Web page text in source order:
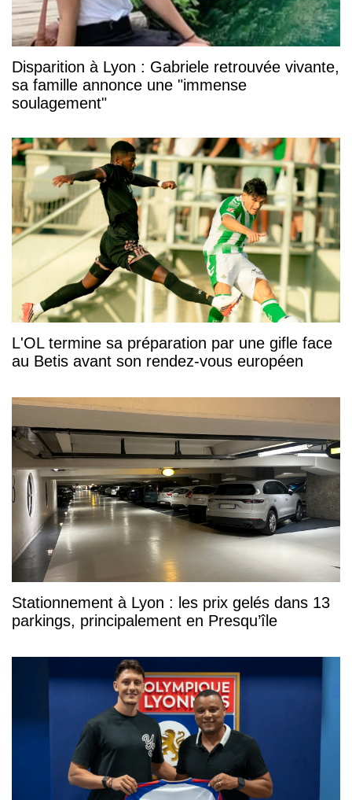
Disparition à Lyon : Gabriele retrouvée vivante,
sa famille annonce une "immense
soulagement"
L'OL termine sa préparation par une gifle face
au Betis avant son rendez-vous européen
Stationnement à Lyon : les prix gelés dans 13
parkings, principalement en Presqu’île